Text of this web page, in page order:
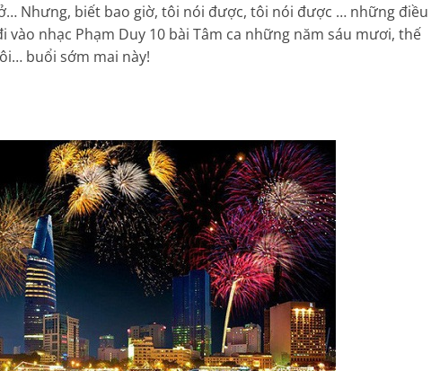
Nhưng, biết bao giờ, tôi nói được, tôi nói được … những điều
vào nhạc Phạm Duy 10 bài Tâm ca những năm sáu mươi, thế
buổi sớm mai này!